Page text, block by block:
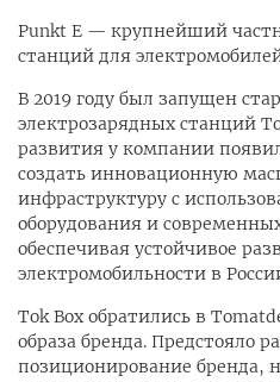
Punkt E — крупнейший
станций для
В 2019 году был запущен
электрозарядных станций
развития у компании
создать инновационную
инфраструктуру с
оборудования и
обеспечивая устойчивое
электромобильности в
Tok Box обратились в
образа бренда. Предстояло
позиционирование бренда,